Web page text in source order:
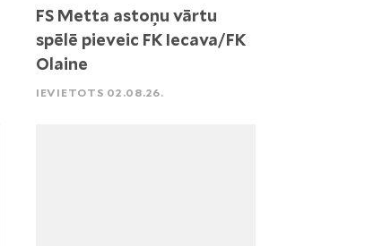
FS Metta astoņu vārtu
spēlē pieveic FK Iecava/FK
Olaine
IEVIETOTS 02.08.26.